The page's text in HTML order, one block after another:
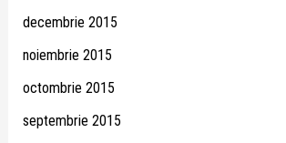
decembrie 2015
noiembrie 2015
octombrie 2015
septembrie 2015